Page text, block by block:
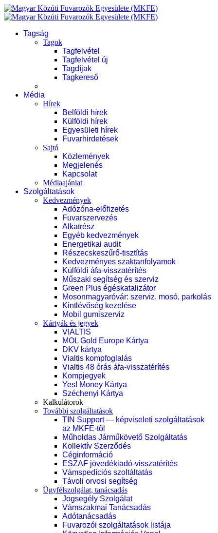
Tagság
Tagok
Tagfelvétel
Tagfelvétel új
Tagdíjak
Tagkereső
Média
Hírek
Belföldi hírek
Külföldi hírek
Egyesületi hírek
Fuvarhirdetések
Sajtó
Közlemények
Megjelenés
Kapcsolat
Médiaajánlat
Szolgáltatások
Kedvezmények
Adózóna-előfizetés
Fuvarszervezés
Alkatrész
Egyéb kedvezmények
Energetikai audit
Részecskeszűrő-tisztítás
Kedvezményes szaktanfolyamok
Külföldi áfa-visszatérítés
Műszaki segítség és szerviz
Green Plus égéskatalizátor
Mosonmagyaróvár: szerviz, mosó, parkolás
Kintlévőség kezelése
Mobil gumiszerviz
Kártyák és jegyek
VIALTIS
MOL Gold Europe Kártya
DKV kártya
Vialtis kompfoglalás
Vialtis 48 órás áfa-visszatérítés
Kompjegyek
Yes! Money Kártya
Széchenyi Kártya
Kalkulátorok
További szolgáltatások
TIN Support — képviseleti szolgáltatások
az MKFE-től
Műholdas Járműkövető Szolgáltatás
Kollektív Szerződés
Céginformáció
ESZAF jövedékiadó-visszatérítés
Vámspedíciós szoltáltatás
Távoli orvosi segítség
Ügyfélszolgálat, tanácsadás
Jogsegély Szolgálat
Vámszakmai Tanácsadás
Adótanácsadás
Fuvarozói szolgáltatások listája